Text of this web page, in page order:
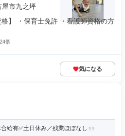
市九之坪
】 ・保育士免許 ・看護師資格の方
個
気になる
給有✅土日休み／残業ほぼなし